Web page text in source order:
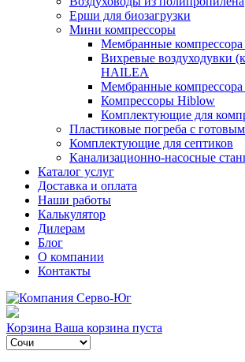
Ерши для биозагрузки
Мини компрессоры
Мембранные
Вихревые воздуходувки
HAILEA
Мембранные
Компрессоры Hiblow
Комплектующие для
Пластиковые погреба с
Комплектующие для септиков
Канализационно-насосные
Каталог услуг
Доставка и оплата
Наши работы
Калькулятор
Дилерам
Блог
О компании
Контакты
Корзина Ваша корзина пуста